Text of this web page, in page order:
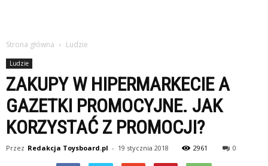
Strona główna Ludzie
Ludzie
ZAKUPY W HIPERMARKECIE A
GAZETKI PROMOCYJNE. JAK
KORZYSTAĆ Z PROMOCJI?
Przez Redakcja Toysboard.pl - 19 stycznia 2018 2961 0